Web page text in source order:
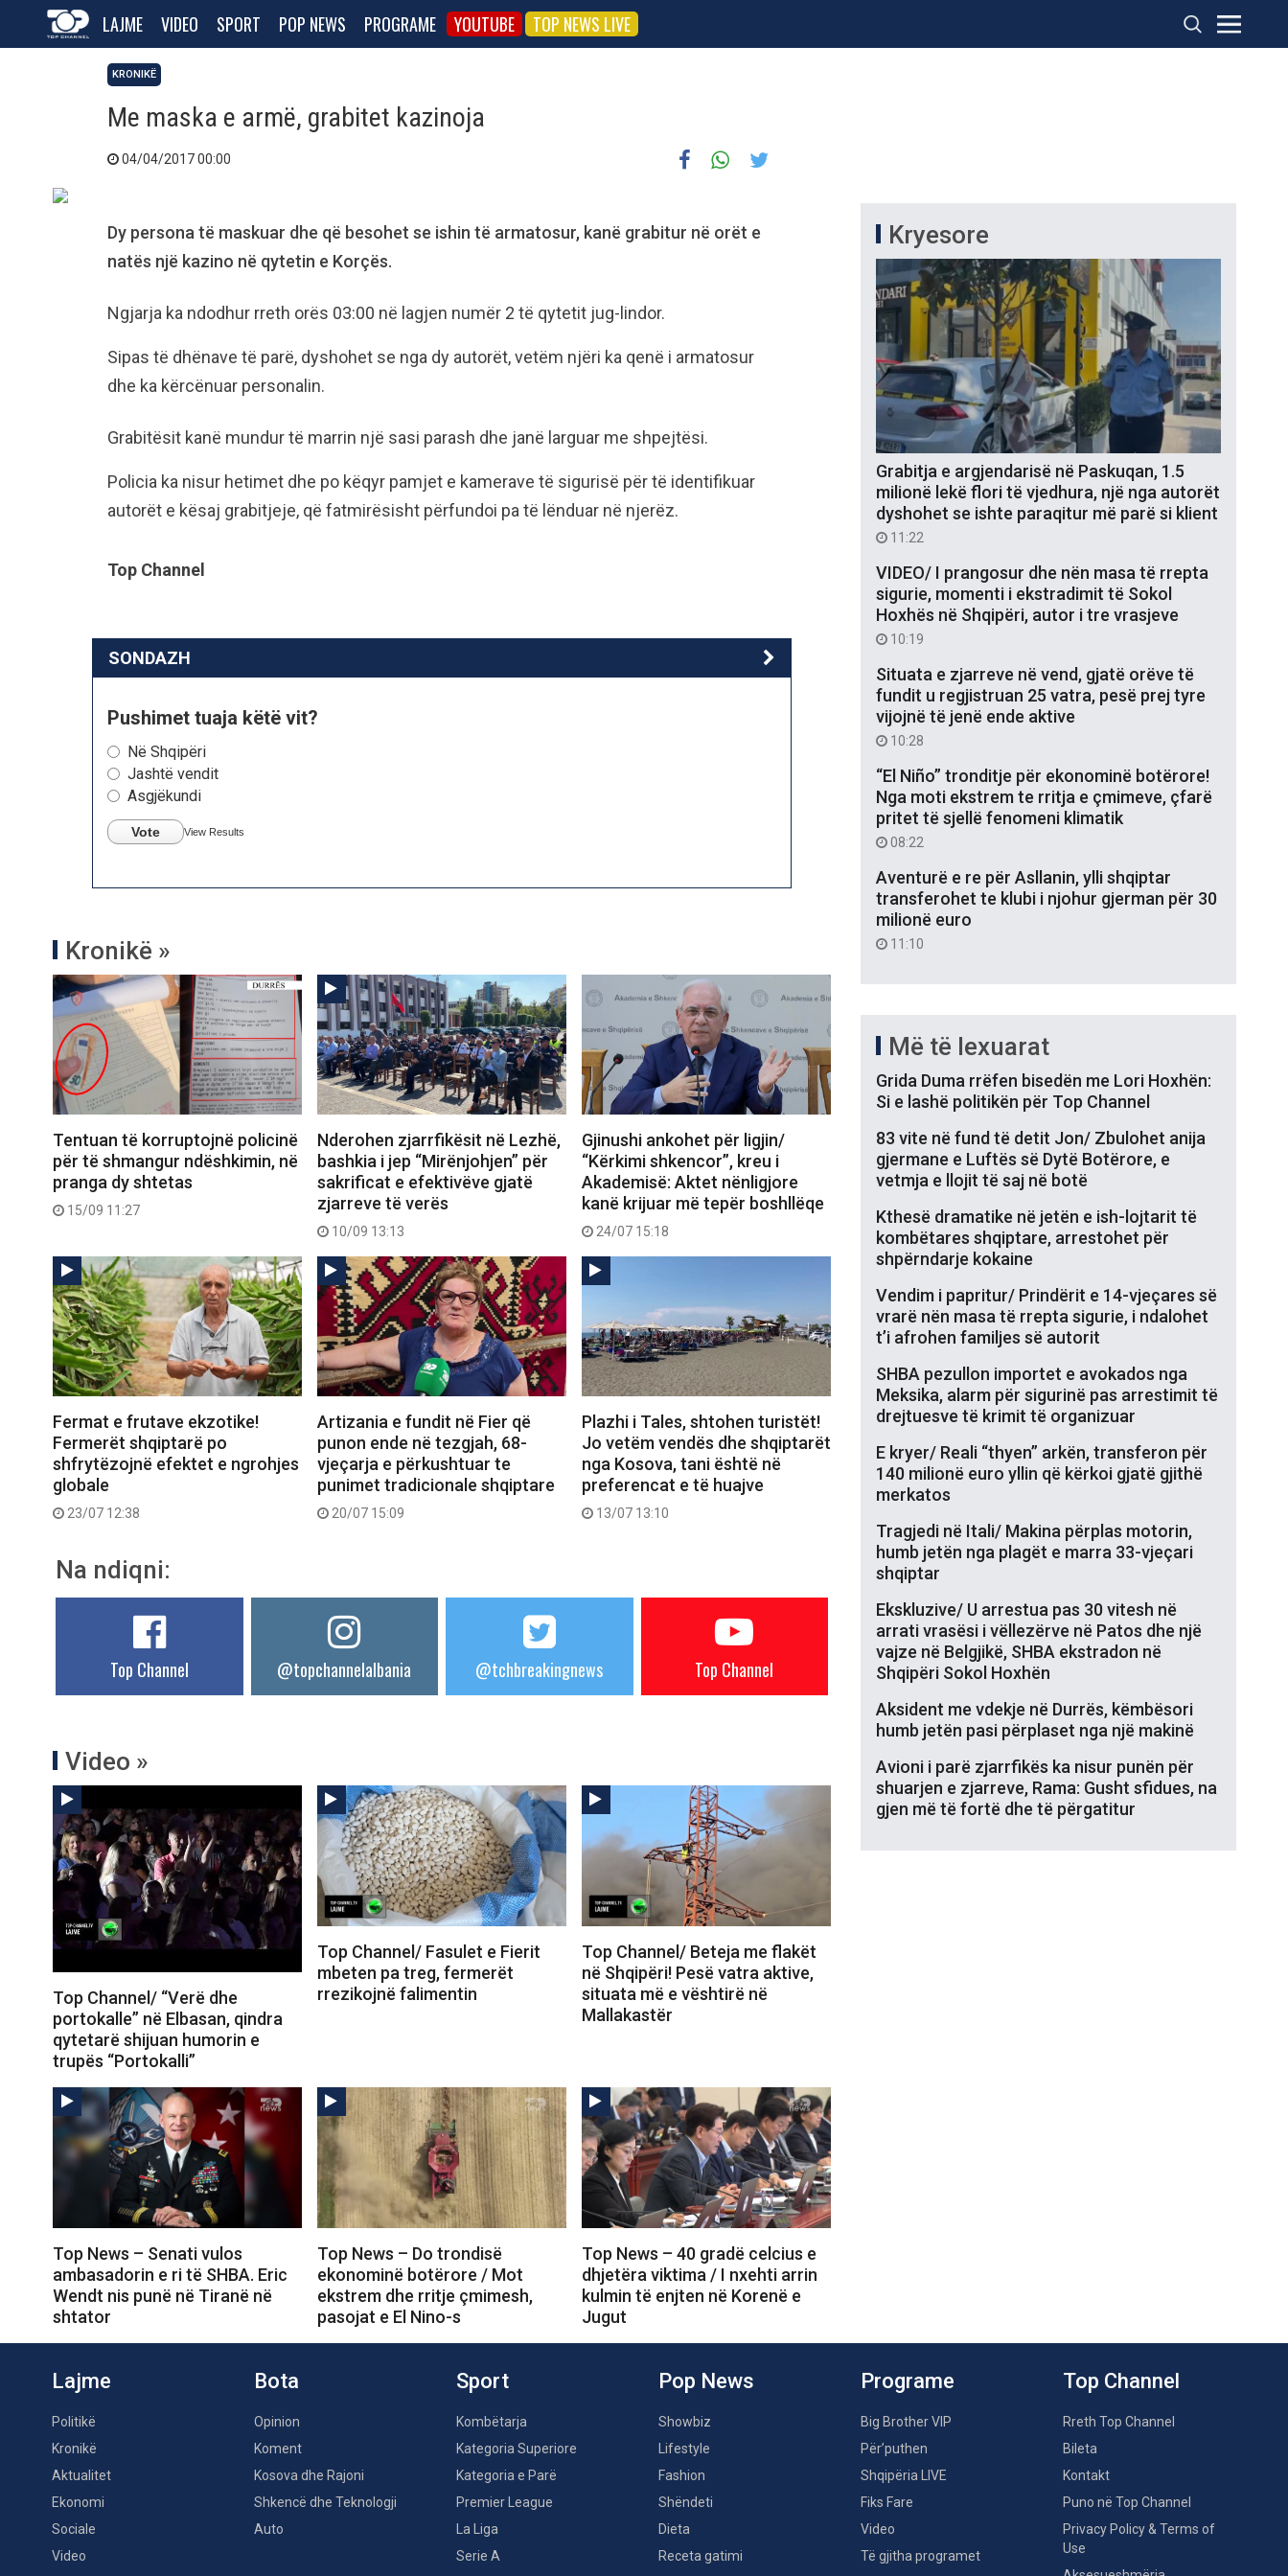
LAJME VIDEO SPORT POP NEWS PROGRAME YOUTUBE TOP NEWS LIVE
KRONIKË
Me maska e armë, grabitet kazinoja
04/04/2017 00:00
Dy persona të maskuar dhe që besohet se ishin të armatosur, kanë grabitur në orët e
natës një kazino në qytetin e Korçës.
Ngjarja ka ndodhur rreth orës 03:00 në lagjen numër 2 të qytetit jug-lindor.
Sipas të dhënave të parë, dyshohet se nga dy autorët, vetëm njëri ka qenë i armatosur
dhe ka kërcënuar personalin.
Grabitësit kanë mundur të marrin një sasi parash dhe janë larguar me shpejtësi.
Policia ka nisur hetimet dhe po këqyr pamjet e kamerave të sigurisë për të identifikuar
autorët e kësaj grabitjeje, që fatmirësisht përfundoi pa të lënduar në njerëz.
Top Channel
SONDAZH
Pushimet tuaja këtë vit?
Në Shqipëri
Jashtë vendit
Asgjëkundi
Vote View Results
Kronikë »
Tentuan të korruptojnë policinë
për të shmangur ndëshkimin, në
pranga dy shtetas
15/09 11:27
Nderohen zjarrfikësit në Lezhë,
bashkia i jep “Mirënjohjen” për
sakrificat e efektivëve gjatë
zjarreve të verës
10/09 13:13
Gjinushi ankohet për ligjin/
“Kërkimi shkencor”, kreu i
Akademisë: Aktet nënligjore
kanë krijuar më tepër boshllëqe
24/07 15:18
Fermat e frutave ekzotike!
Fermerët shqiptarë po
shfrytëzojnë efektet e ngrohjes
globale
23/07 12:38
Artizania e fundit në Fier që
punon ende në tezgjah, 68-
vjeçarja e përkushtuar te
punimet tradicionale shqiptare
20/07 15:09
Plazhi i Tales, shtohen turistët!
Jo vetëm vendës dhe shqiptarët
nga Kosova, tani është në
preferencat e të huajve
13/07 13:10
Na ndiqni:
Top Channel @topchannelalbania @tchbreakingnews Top Channel
Video »
Top Channel/ “Verë dhe
portokalle” në Elbasan, qindra
qytetarë shijuan humorin e
trupës “Portokalli”
Top Channel/ Fasulet e Fierit
mbeten pa treg, fermerët
rrezikojnë falimentin
Top Channel/ Beteja me flakët
në Shqipëri! Pesë vatra aktive,
situata më e vështirë në
Mallakastër
Top News – Senati vulos
ambasadorin e ri të SHBA. Eric
Wendt nis punë në Tiranë në
shtator
Top News – Do trondisë
ekonominë botërore / Mot
ekstrem dhe rritje çmimesh,
pasojat e El Nino-s
Top News – 40 gradë celcius e
dhjetëra viktima / I nxehti arrin
kulmin të enjten në Korenë e
Jugut
Kryesore
Grabitja e argjendarisë në Paskuqan, 1.5
milionë lekë flori të vjedhura, një nga autorët
dyshohet se ishte paraqitur më parë si klient
11:22
VIDEO/ I prangosur dhe nën masa të rrepta
sigurie, momenti i ekstradimit të Sokol
Hoxhës në Shqipëri, autor i tre vrasjeve
10:19
Situata e zjarreve në vend, gjatë orëve të
fundit u regjistruan 25 vatra, pesë prej tyre
vijojnë të jenë ende aktive
10:28
“El Niño” tronditje për ekonominë botërore!
Nga moti ekstrem te rritja e çmimeve, çfarë
pritet të sjellë fenomeni klimatik
08:22
Aventurë e re për Asllanin, ylli shqiptar
transferohet te klubi i njohur gjerman për 30
milionë euro
11:10
Më të lexuarat
Grida Duma rrëfen bisedën me Lori Hoxhën:
Si e lashë politikën për Top Channel
83 vite në fund të detit Jon/ Zbulohet anija
gjermane e Luftës së Dytë Botërore, e
vetmja e llojit të saj në botë
Kthesë dramatike në jetën e ish-lojtarit të
kombëtares shqiptare, arrestohet për
shpërndarje kokaine
Vendim i papritur/ Prindërit e 14-vjeçares së
vrarë nën masa të rrepta sigurie, i ndalohet
t’i afrohen familjes së autorit
SHBA pezullon importet e avokados nga
Meksika, alarm për sigurinë pas arrestimit të
drejtuesve të krimit të organizuar
E kryer/ Reali “thyen” arkën, transferon për
140 milionë euro yllin që kërkoi gjatë gjithë
merkatos
Tragjedi në Itali/ Makina përplas motorin,
humb jetën nga plagët e marra 33-vjeçari
shqiptar
Ekskluzive/ U arrestua pas 30 vitesh në
arrati vrasësi i vëllezërve në Patos dhe një
vajze në Belgjikë, SHBA ekstradon në
Shqipëri Sokol Hoxhën
Aksident me vdekje në Durrës, këmbësori
humb jetën pasi përplaset nga një makinë
Avioni i parë zjarrfikës ka nisur punën për
shuarjen e zjarreve, Rama: Gusht sfidues, na
gjen më të fortë dhe të përgatitur
Lajme
Politikë
Kronikë
Aktualitet
Ekonomi
Sociale
Video
Bota
Opinion
Koment
Kosova dhe Rajoni
Shkencë dhe Teknologji
Auto
Sport
Kombëtarja
Kategoria Superiore
Kategoria e Parë
Premier League
La Liga
Serie A
Pop News
Showbiz
Lifestyle
Fashion
Shëndeti
Dieta
Receta gatimi
Programe
Big Brother VIP
Për’puthen
Shqipëria LIVE
Fiks Fare
Video
Të gjitha programet
Top Channel
Rreth Top Channel
Bileta
Kontakt
Puno në Top Channel
Privacy Policy & Terms of
Use